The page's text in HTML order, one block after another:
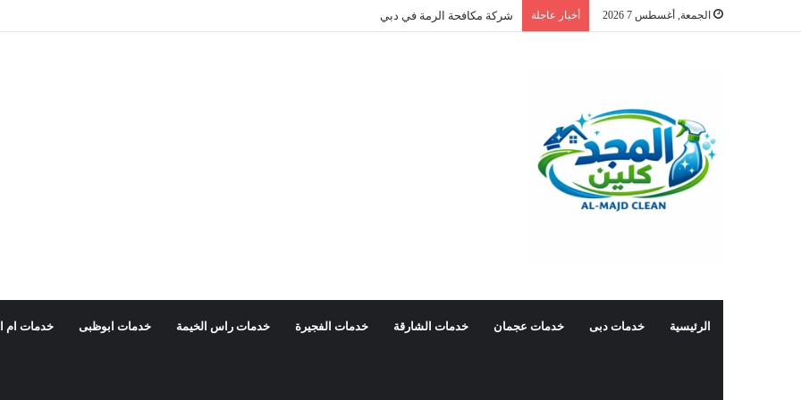
الجمعة, أغسطس 7 2026 أخبار عاجلة شركة مكافحة الرمة في دبي
الرئيسية خدمات دبى خدمات عجمان خدمات الشارقة خدمات الفجيرة خدمات راس الخيمة خدمات ابوظبى خدمات ام